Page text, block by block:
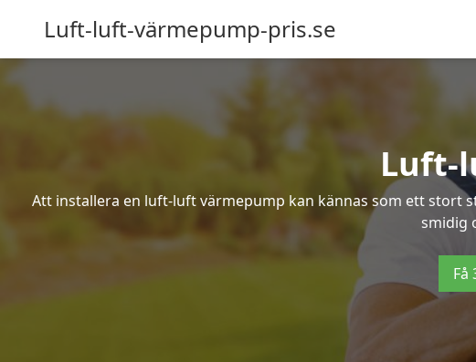
Luft-luft-värmepump-pris.se
Luft-
Att installera en luft-luft värmepump kan kännas som ett stort
smidig